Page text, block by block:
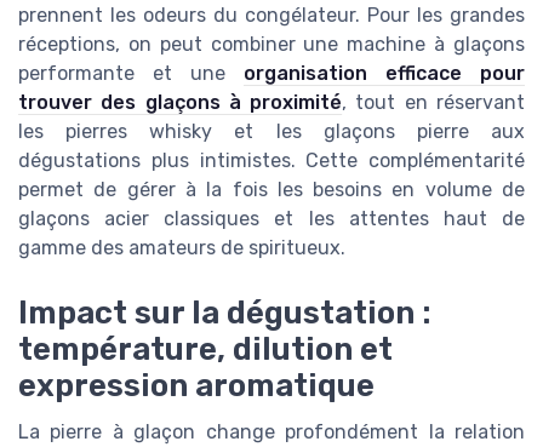
prennent les odeurs du congélateur. Pour les grandes
réceptions, on peut combiner une machine à glaçons
performante et une organisation efficace pour
trouver des glaçons à proximité, tout en réservant
les pierres whisky et les glaçons pierre aux
dégustations plus intimistes. Cette complémentarité
permet de gérer à la fois les besoins en volume de
glaçons acier classiques et les attentes haut de
gamme des amateurs de spiritueux.
Impact sur la dégustation :
température, dilution et
expression aromatique
La pierre à glaçon change profondément la relation